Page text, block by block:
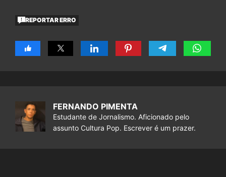
REPORTAR ERRO
FERNANDO PIMENTA
Estudante de Jornalismo. Aficionado pelo
assunto Cultura Pop. Escrever é um prazer.